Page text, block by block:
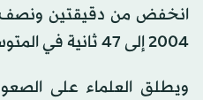
انخفض من دقيقتين ونصف
2004 إلى 47 ثانية في المتوسط عام 2016.
ويطلق العلماء على